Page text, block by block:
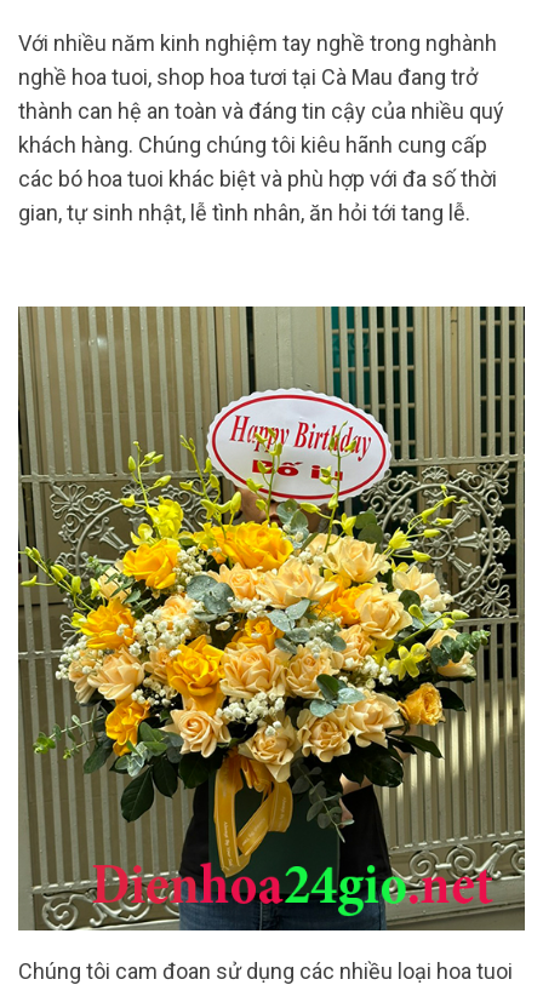
Với nhiều năm kinh nghiệm tay nghề trong nghành
nghề hoa tuoi, shop hoa tươi tại Cà Mau đang trở
thành can hệ an toàn và đáng tin cậy của nhiều quý
khách hàng. Chúng chúng tôi kiêu hãnh cung cấp
các bó hoa tuoi khác biệt và phù hợp với đa số thời
gian, tự sinh nhật, lễ tình nhân, ăn hỏi tới tang lễ.
Chúng tôi cam đoan sử dụng các nhiều loại hoa tuoi